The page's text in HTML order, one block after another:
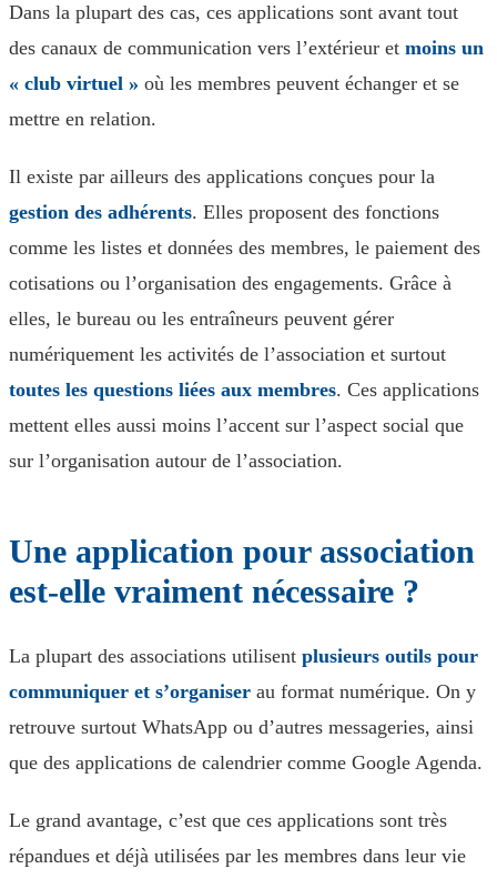
Dans la plupart des cas, ces applications sont avant tout
des canaux de communication vers l’extérieur et moins un
« club virtuel » où les membres peuvent échanger et se
mettre en relation.
Il existe par ailleurs des applications conçues pour la
gestion des adhérents. Elles proposent des fonctions
comme les listes et données des membres, le paiement des
cotisations ou l’organisation des engagements. Grâce à
elles, le bureau ou les entraîneurs peuvent gérer
numériquement les activités de l’association et surtout
toutes les questions liées aux membres. Ces applications
mettent elles aussi moins l’accent sur l’aspect social que
sur l’organisation autour de l’association.
Une application pour association
est-elle vraiment nécessaire ?
La plupart des associations utilisent plusieurs outils pour
communiquer et s’organiser au format numérique. On y
retrouve surtout WhatsApp ou d’autres messageries, ainsi
que des applications de calendrier comme Google Agenda.
Le grand avantage, c’est que ces applications sont très
répandues et déjà utilisées par les membres dans leur vie